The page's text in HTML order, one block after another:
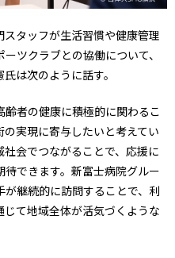
タッフが生活習慣や健康管理
ツクラブとの協働について、
は次のように話す。
齢者の健康に積極的に関わるこ
実現に寄与したいと考えてい
会でつながることで、応援に
できます。新富士病院グルー
継続的に訪問することで、利
て地域全体が活気づくような